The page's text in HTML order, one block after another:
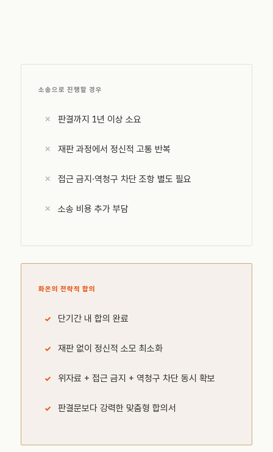
소송으로 진행할 경우
판결까지 1년 이상 소요
재판 과정에서 정신적 고통 반복
접근 금지·역청구 차단 조항 별도 필요
소송 비용 추가 부담
화온의 전략적 합의
단기간 내 합의 완료
재판 없이 정신적 소모 최소화
위자료 + 접근 금지 + 역청구 차단 동시 확보
판결문보다 강력한 맞춤형 합의서